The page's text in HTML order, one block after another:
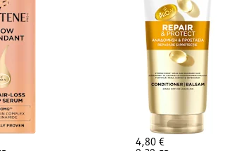
4,80 €